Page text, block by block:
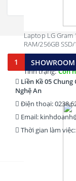
Laptop LG Gram
RAM/256GB
39,499,000 đ
Tình trạng: Còn
1
Liền Kề 05
Nghệ An
Điện thoại:
Email:
Thời gian làm